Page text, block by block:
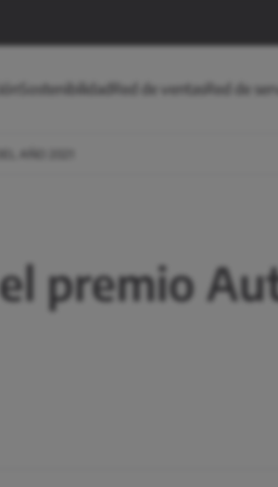
Sostenibilidad Red de ventasRed de
AÑO 2021
premio